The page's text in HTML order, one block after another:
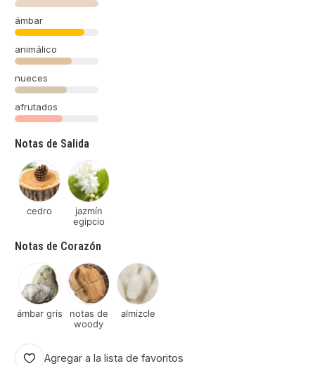
ámbar
animálico
nueces
afrutados
Notas de Salida
cedro
jazmín
egipcio
Notas de Corazón
ámbar gris
notas de
woody
almizcle
Agregar a la lista de favoritos